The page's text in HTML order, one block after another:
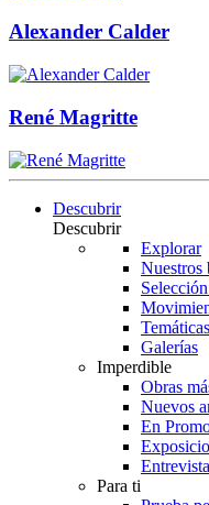
Alexander Calder
René Magritte
Descubrir
Descubrir
Explorar
Nuestros
Temáticas
Galerías
Imperdible
Obras
Nuevos
En
Para ti